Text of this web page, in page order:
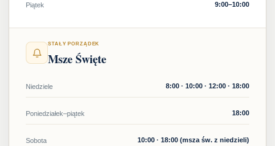
Piątek 9:00–10:00
STAŁY PORZĄDEK
Msze Święte
Niedziele 8:00 · 10:00 · 12:00 · 18:00
Poniedziałek–piątek 18:00
Sobota 10:00 · 18:00 (msza św. z niedzieli)